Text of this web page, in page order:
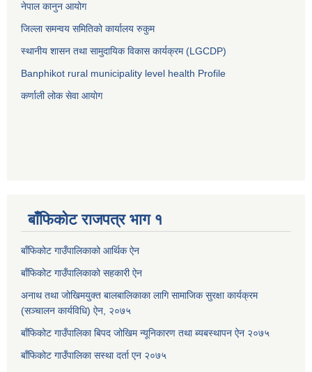
नेपाल कानुन आयोग
जिल्ला समन्वय समितिको कार्यालय रुकुम
स्थानीय शासन तथा सामुदायिक विकास कार्यक्रम (LGCDP)
Banphikot rural municipality level health Profile
कर्णाली लोक सेवा आयाेग
बाँफिकोट राजपत्र भाग १
बाँफिकोट गाउँपालिकाको आर्थिक ऐन
बाँफिकोट गाउँपालिकाको सहकारी ऐन
अनाथ तथा जोखिमयुक्त बालबालिकाका लागि सामाजिक सुरक्षा कार्यक्रम
(सञ्चालन कार्यविधि) ऐन, २०७५
बाँफिकोट गाउँपालिका बिपद जोखिम न्यूनिकारण तथा ब्यबस्थापन ऐन २०७५
बाँफिकोट गाउँपालिका सस्था दर्ता एन २०७५